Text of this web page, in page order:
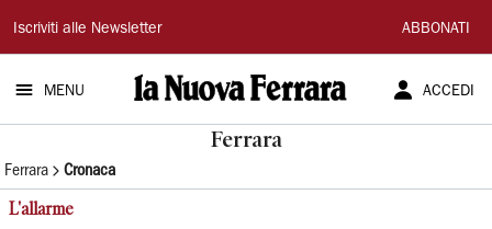
La
Nuova
Ferrara
Iscriviti alle Newsletter ABBONATI
MENU ACCEDI
Ferrara
Ferrara Cronaca
L'allarme